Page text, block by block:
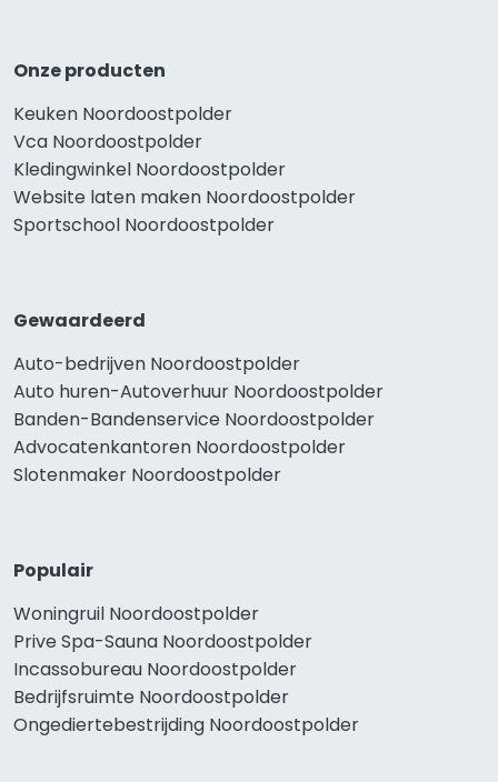
Onze producten
Keuken Noordoostpolder
Vca Noordoostpolder
Kledingwinkel Noordoostpolder
Website laten maken Noordoostpolder
Sportschool Noordoostpolder
Gewaardeerd
Auto-bedrijven Noordoostpolder
Auto huren-Autoverhuur Noordoostpolder
Banden-Bandenservice Noordoostpolder
Advocatenkantoren Noordoostpolder
Slotenmaker Noordoostpolder
Populair
Woningruil Noordoostpolder
Prive Spa-Sauna Noordoostpolder
Incassobureau Noordoostpolder
Bedrijfsruimte Noordoostpolder
Ongediertebestrijding Noordoostpolder